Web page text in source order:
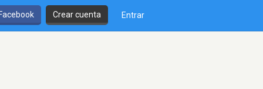
Crear cuenta Entrar